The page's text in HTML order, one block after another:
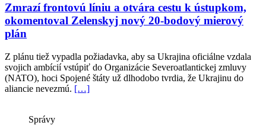
Zmrazí frontovú líniu a otvára cestu k ústupkom,
okomentoval Zelenskyj nový 20-bodový mierový
plán
Z plánu tiež vypadla požiadavka, aby sa Ukrajina oficiálne vzdala
svojich ambícií vstúpiť do Organizácie Severoatlantickej zmluvy
(NATO), hoci Spojené štáty už dlhodobo tvrdia, že Ukrajinu do
aliancie nevezmú. […]
Správy